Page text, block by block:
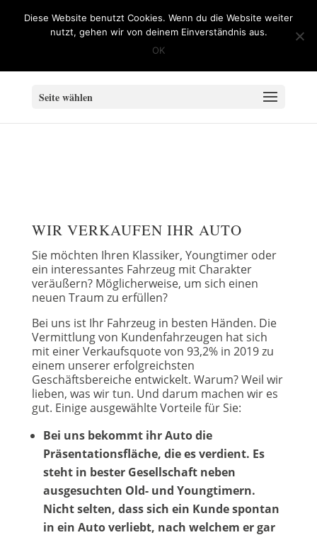
info@Klassische-Automobile-Wesel.de
Seite wählen
WIR VERKAUFEN IHR AUTO
Sie möchten Ihren Klassiker, Youngtimer oder
ein interessantes Fahrzeug mit Charakter
veräußern? Möglicherweise, um sich einen
neuen Traum zu erfüllen?
Bei uns ist Ihr Fahrzeug in besten Händen. Die
Vermittlung von Kundenfahrzeugen hat sich
mit einer Verkaufsquote von 93,2% in 2019 zu
einem unserer erfolgreichsten
Geschäftsbereiche entwickelt. Warum? Weil wir
lieben, was wir tun. Und darum machen wir es
gut. Einige ausgewählte Vorteile für Sie:
Bei uns bekommt ihr Auto die
Präsentationsfläche, die es verdient. Es
steht in bester Gesellschaft neben
ausgesuchten Old- und Youngtimern.
Nicht selten, dass sich ein Kunde spontan
in ein Auto verliebt, nach welchem er gar
Diese Website benutzt Cookies. Wenn du die Website weiter
nutzt, gehen wir von deinem Einverständnis aus.
OK